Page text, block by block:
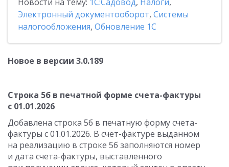
Электронный документооборот, Системы
налогообложения, Обновление 1С
Новое в версии 3.0.189
Строка 5б в печатной форме счета-фактуры
с 01.01.2026
Добавлена строка 5б в печатную форму счета-
фактуры с 01.01.2026. В счет-фактуре выданном
на реализацию в строке 5б заполняются номер
и дата счета-фактуры, выставленного